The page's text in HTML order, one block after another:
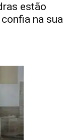
estão
na sua